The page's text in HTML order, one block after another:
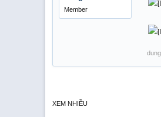
Member
XEM NHIỀU